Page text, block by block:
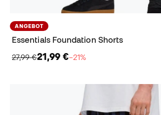
ANGEBOT
Essentials Foundation Shorts
27,99 €21,99 €−21%